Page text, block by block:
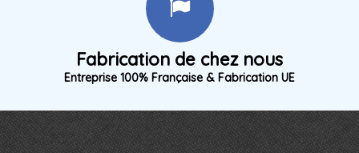
Fabrication de chez nous
Entreprise 100% Française & Fabrication UE